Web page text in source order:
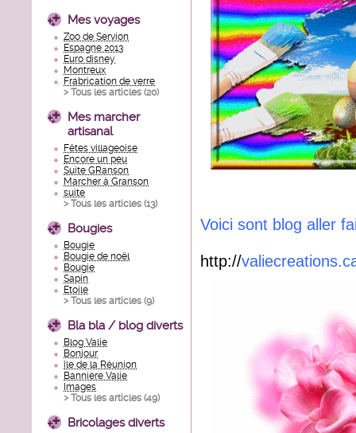
Mes voyages
Zoo de Servion
Espagne 2013
Euro disney
Montreux
Frabrication de verre
> Tous les articles (20)
Mes marcher
artisanal
Fêtes villageoise
Encore un peu
Suite GRanson
Marcher à Granson
suite
> Tous les articles (13)
Bougies
Bougie
Bougie de noël
Bougie
Sapin
Etoile
> Tous les articles (9)
Bla bla / blog diverts
Blog Valie
Bonjour
île de la Réunion
Bannière Valie
Images
> Tous les articles (49)
Bricolages diverts
Voici sont blog aller
http://